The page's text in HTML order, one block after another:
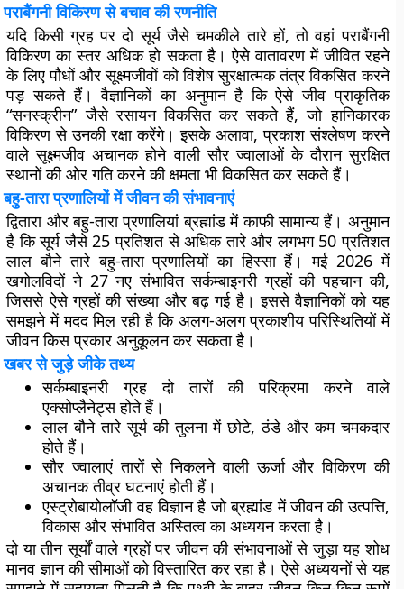
पराबैंगनी विकिरण से बचाव की रणनीति
यदि किसी ग्रह पर दो सूर्य जैसे चमकीले तारे हों, तो वहां पराबैंगनी
विकिरण का स्तर अधिक हो सकता है। ऐसे वातावरण में जीवित रहने
के लिए पौधों और सूक्ष्मजीवों को विशेष सुरक्षात्मक तंत्र विकसित करने
पड़ सकते हैं। वैज्ञानिकों का अनुमान है कि ऐसे जीव प्राकृतिक
“सनस्क्रीन” जैसे रसायन विकसित कर सकते हैं, जो हानिकारक
विकिरण से उनकी रक्षा करेंगे। इसके अलावा, प्रकाश संश्लेषण करने
वाले सूक्ष्मजीव अचानक होने वाली सौर ज्वालाओं के दौरान सुरक्षित
स्थानों की ओर गति करने की क्षमता भी विकसित कर सकते हैं।
बहु-तारा प्रणालियों में जीवन की संभावनाएं
द्वितारा और बहु-तारा प्रणालियां ब्रह्मांड में काफी सामान्य हैं। अनुमान
है कि सूर्य जैसे 25 प्रतिशत से अधिक तारे और लगभग 50 प्रतिशत
लाल बौने तारे बहु-तारा प्रणालियों का हिस्सा हैं। मई 2026 में
खगोलविदों ने 27 नए संभावित सर्कम्बाइनरी ग्रहों की पहचान की,
जिससे ऐसे ग्रहों की संख्या और बढ़ गई है। इससे वैज्ञानिकों को यह
समझने में मदद मिल रही है कि अलग-अलग प्रकाशीय परिस्थितियों में
जीवन किस प्रकार अनुकूलन कर सकता है।
खबर से जुड़े जीके तथ्य
सर्कम्बाइनरी ग्रह दो तारों की परिक्रमा करने वाले
एक्सोप्लैनेट्स होते हैं।
लाल बौने तारे सूर्य की तुलना में छोटे, ठंडे और कम चमकदार
होते हैं।
सौर ज्वालाएं तारों से निकलने वाली ऊर्जा और विकिरण की
अचानक तीव्र घटनाएं होती हैं।
एस्ट्रोबायोलॉजी वह विज्ञान है जो ब्रह्मांड में जीवन की उत्पत्ति,
विकास और संभावित अस्तित्व का अध्ययन करता है।
दो या तीन सूर्यों वाले ग्रहों पर जीवन की संभावनाओं से जुड़ा यह शोध
मानव ज्ञान की सीमाओं को विस्तारित कर रहा है। ऐसे अध्ययनों से यह